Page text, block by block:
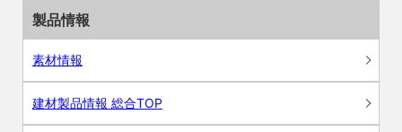
製品情報
素材情報
建材製品情報 総合TOP